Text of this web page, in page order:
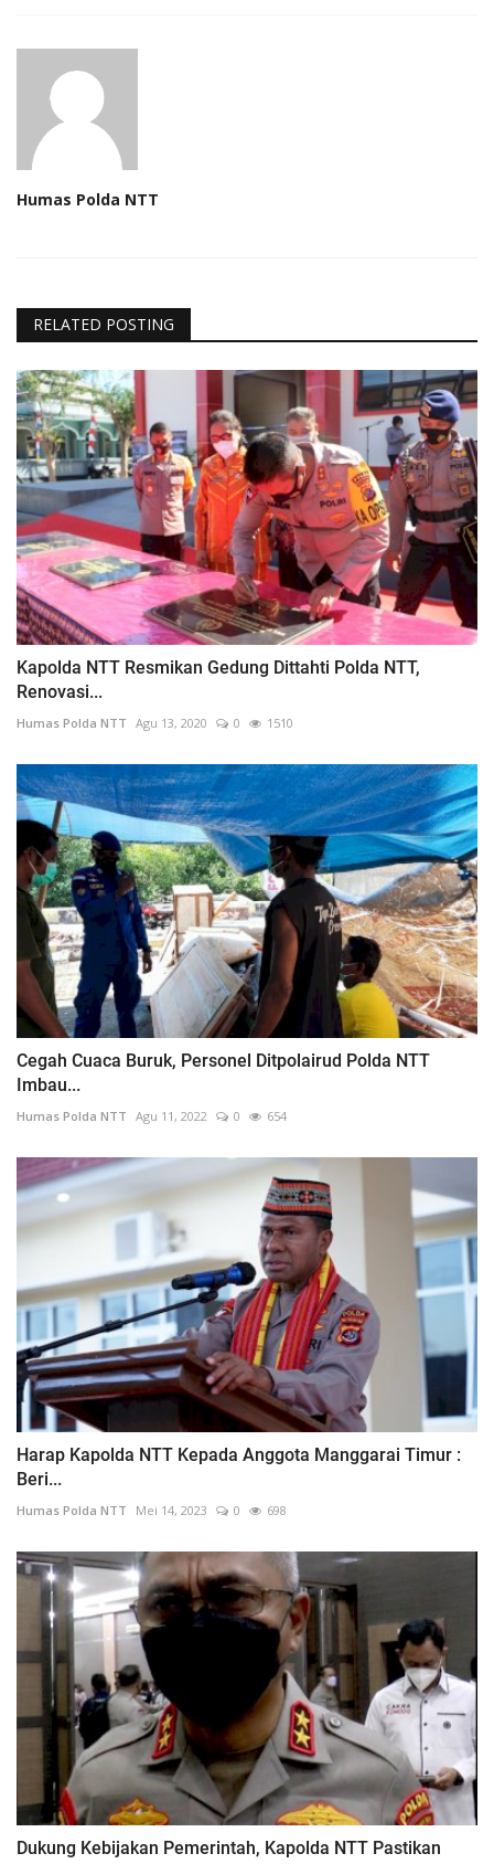
Humas Polda NTT
RELATED POSTING
Kapolda NTT Resmikan Gedung Dittahti Polda NTT,
Renovasi...
Humas Polda NTT Agu 13, 2020 0 1510
Cegah Cuaca Buruk, Personel Ditpolairud Polda NTT
Imbau...
Humas Polda NTT Agu 11, 2022 0 654
Harap Kapolda NTT Kepada Anggota Manggarai Timur :
Beri...
Humas Polda NTT Mei 14, 2023 0 698
Dukung Kebijakan Pemerintah, Kapolda NTT Pastikan